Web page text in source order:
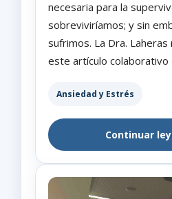
necesaria para la
sobreviviríamos; y sin
sufrimos. La Dra. Laheras
este artículo colaborativo
Ansiedad y Estrés
Continuar